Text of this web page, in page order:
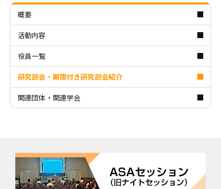
概要
活動内容
役員一覧
研究部会・期限付き研究部会紹介
関連団体・関連学会